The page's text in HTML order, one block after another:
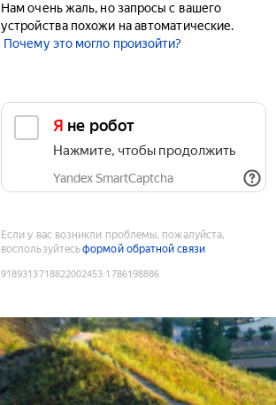
Нам очень жаль, но запросы с вашего
устройства похожи на автоматические.
Почему это могло произойти?
Я не робот
Нажмите, чтобы продолжить
Yandex SmartCaptcha
Если у вас возникли проблемы, пожалуйста,
воспользуйтесьформой обратной связи
9189313718822002453:1786198886